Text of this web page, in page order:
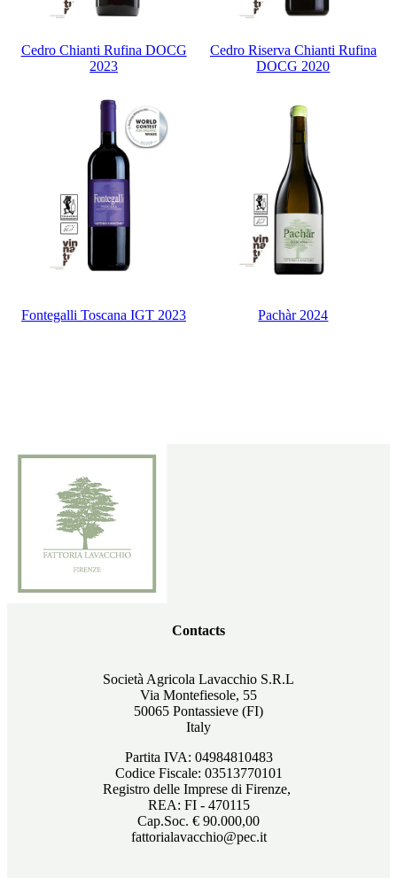
Cedro Chianti Rufina DOCG
2023
Cedro Riserva Chianti Rufina
DOCG 2020
Fontegalli Toscana IGT 2023 Pachàr 2024
Contacts
Società Agricola Lavacchio S.R.L
Via Montefiesole, 55
50065 Pontassieve (FI)
Italy
Partita IVA: 04984810483
Codice Fiscale: 03513770101
Registro delle Imprese di Firenze,
REA: FI - 470115
Cap.Soc. € 90.000,00
fattorialavacchio@pec.it